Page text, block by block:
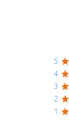
5
4
3
2
1